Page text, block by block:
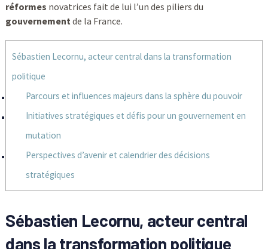
réformes novatrices fait de lui l’un des piliers du
gouvernementde la France.
Sébastien Lecornu, acteur central dans la transformation
politique
Parcours et influences majeurs dans la sphère du pouvoir
Initiatives stratégiques et défis pour un gouvernement en
mutation
Perspectives d’avenir et calendrier des décisions
stratégiques
Sébastien Lecornu, acteur central
dans la transformation politique